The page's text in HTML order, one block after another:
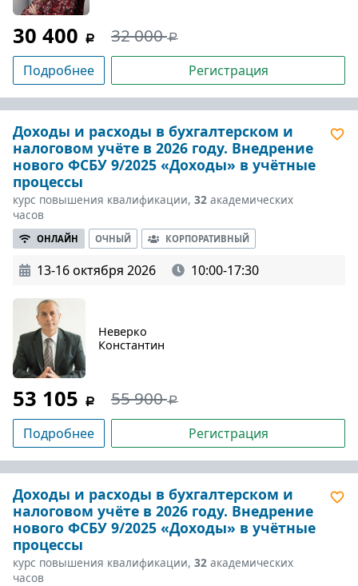
30 400 32 000
Подробнее Регистрация
Доходы и расходы в бухгалтерском и
налоговом учёте в 2026 году. Внедрение
нового ФСБУ 9/2025 «Доходы» в учётные
процессы
курс повышения квалификации, 32 академических
часов
ОНЛАЙН ОЧНЫЙ КОРПОРАТИВНЫЙ
13-16 октября 2026 10:00-17:30
Неверко
Константин
53 105 55 900
Подробнее Регистрация
Доходы и расходы в бухгалтерском и
налоговом учёте в 2026 году. Внедрение
нового ФСБУ 9/2025 «Доходы» в учётные
процессы
курс повышения квалификации, 32 академических
часов